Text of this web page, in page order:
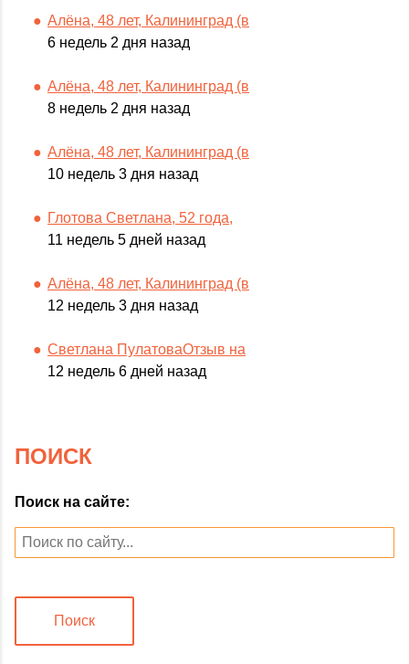
Алёна, 48 лет, Калининград (в
6 недель 2 дня назад
Алёна, 48 лет, Калининград (в
8 недель 2 дня назад
Алёна, 48 лет, Калининград (в
10 недель 3 дня назад
Глотова Светлана, 52 года,
11 недель 5 дней назад
Алёна, 48 лет, Калининград (в
12 недель 3 дня назад
Светлана ПулатоваОтзыв на
12 недель 6 дней назад
ПОИСК
Поиск на сайте:
Поиск